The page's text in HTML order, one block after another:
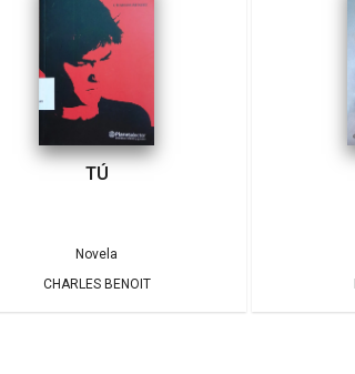
TÚ
Novela
CHARLES BENOIT